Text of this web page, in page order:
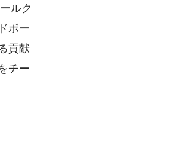
ルク
ボー
貢献
チー